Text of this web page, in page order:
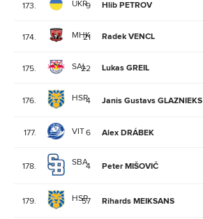
173. UKR9 Hlib PETROV
174. MHK
21 Radek VENCL
175. SAL22 Lukas GREIL
176. HSR4 Janis Gustavs GLAZNIEKS
177. VIT6 Alex DRÁBEK
178. SBA4 Peter MIŠOVIČ
179. HSR
57 Rihards MEIKSANS